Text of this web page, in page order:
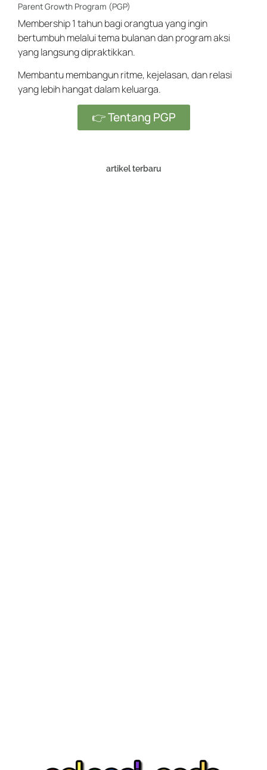
Parent Growth Program (PGP)
Membership 1 tahun bagi orangtua yang ingin
bertumbuh melalui tema bulanan dan program aksi
yang langsung dipraktikkan.
Membantu membangun ritme, kejelasan, dan relasi
yang lebih hangat dalam keluarga.
👉 Tentang PGP
artikel terbaru